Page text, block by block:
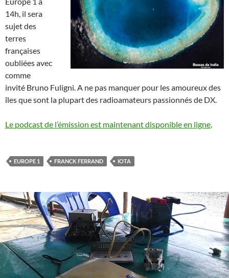
14h, il sera
sujet des
terres
françaises
oubliées avec
comme
invité Bruno Fuligni. A ne pas manquer pour les amoureux des
îles que sont la plupart des radioamateurs passionnés de DX.
Le podcast de l’émission est maintenant disponible en ligne
EUROPE 1 FRANCK FERRAND IOTA